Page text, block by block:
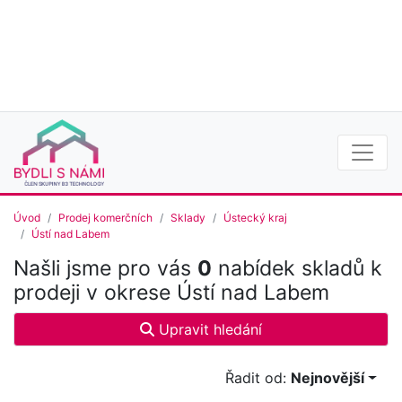
Úvod Prodej komerčních Sklady
Ústecký kraj
Ústí nad Labem
Našli jsme pro vás 0 nabídek skladů k
prodeji v okrese Ústí nad Labem
Upravit hledání
Řadit od: Nejnovější